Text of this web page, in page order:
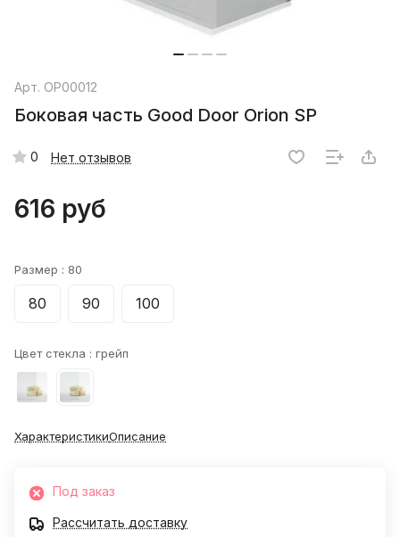
Арт. ОР00012
Боковая часть Good Door Orion SP
0 Нет отзывов
616 руб
Размер : 80
80 90 100
Цвет стекла : грейп
ХарактеристикиОписание
Под заказ
Рассчитать доставку